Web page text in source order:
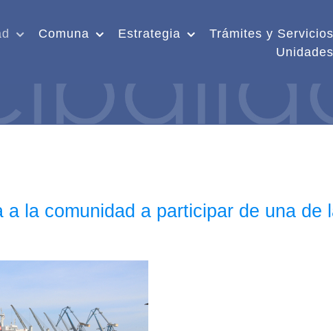
Comuna Estrategia
Trámites y Servicios
Unidades
la comunidad a participar de una de